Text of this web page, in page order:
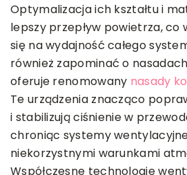
Optymalizacja ich kształtu i
lepszy przepływ powietrza, co
się na wydajność całego
również zapominać o
oferuje renomowany nasady
Te urządzenia znacząco
i stabilizują ciśnienie w
chroniąc systemy
niekorzystnymi warunkami
Współczesne technologie